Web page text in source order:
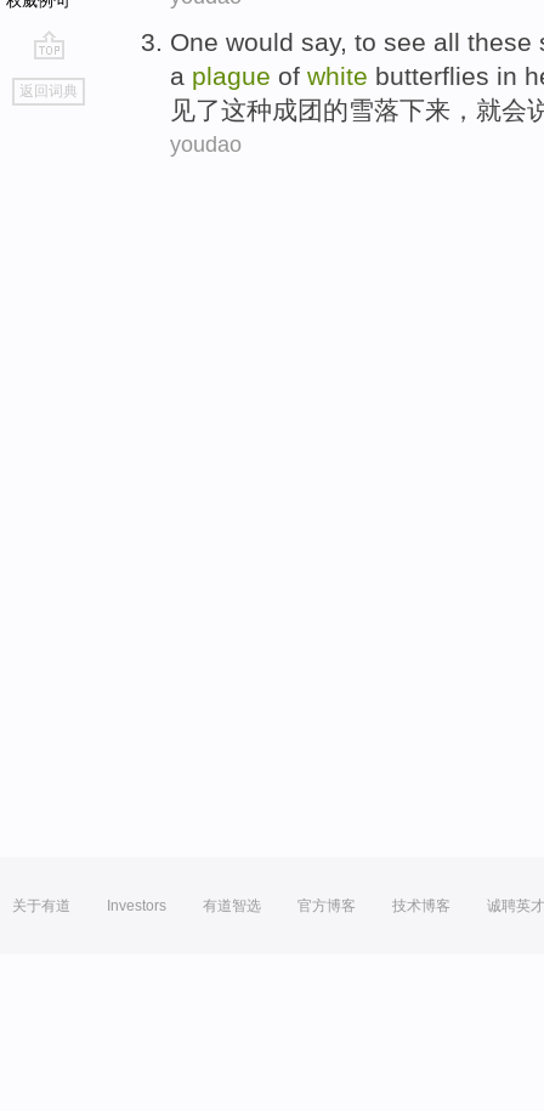
go
top
返回词典
One would say, to see all these
a plague of white butterflies in
见了这种成团的雪落下来， 就会
youdao
关于有道 Investors 有道智选 官方博客 技术博客 诚聘英才